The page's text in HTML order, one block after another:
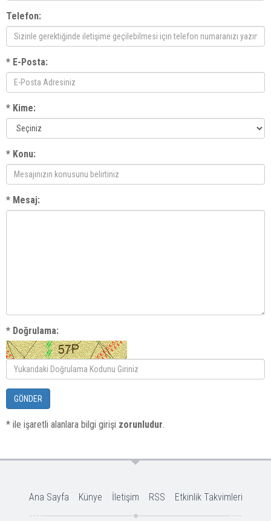
Telefon:
* E-Posta:
* Kime:
* Konu:
* Mesaj:
* Doğrulama:
GÖNDER
* ile işaretli alanlara bilgi girişi zorunludur.
Ana Sayfa Künye İletişim RSS Etkinlik Takvimleri